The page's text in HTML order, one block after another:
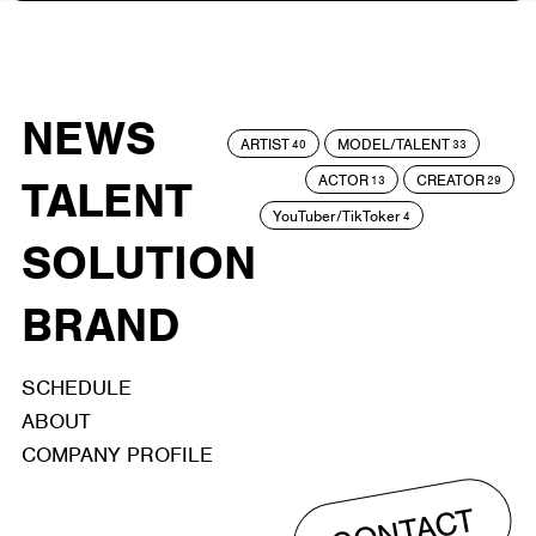
NEWS
TALENT
SOLUTION
BRAND
ARTIST40 MODEL/TALENT33
ACTOR 13 CREATOR29
YouTuber/TikToker4
SCHEDULE
ABOUT
COMPANY PROFILE